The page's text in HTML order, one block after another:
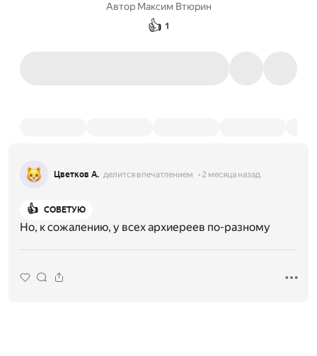
Автор Максим Втюрин
👍 1
Цветков А. делится впечатлением 2 месяца назад
👍 СОВЕТУЮ
Но, к сожалению, у всех архиереев по-разному